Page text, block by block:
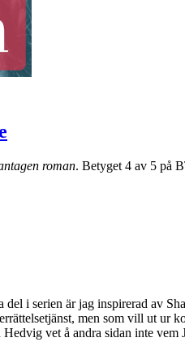
roman. Betyget 4 av 5 på
i serien är jag inspirerad av
men som vill ut ur
vet å andra sidan inte